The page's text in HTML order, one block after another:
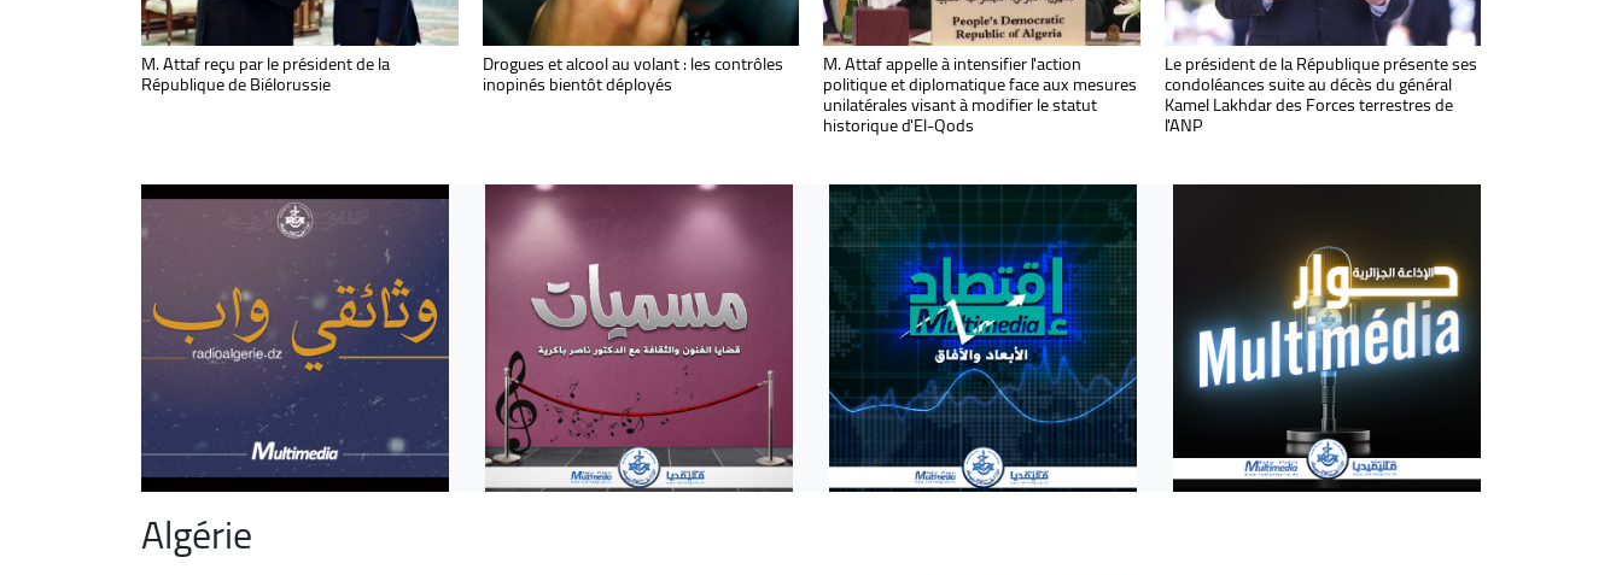
L'Algérie poursuit la réalisation d'acquis
qualitatifs et historiques dans un climat de
sécurité et de stabilité
Décès du moudjahid Cheikh Saïd El Hadj
Mohamed Ben Brahim «Kaabache» : le
président de la République présente ses
Attaf souligne la détermination de l'Algérie
à continuer d'œuvrer avec la Biélorussie au
renforcement des relations bilatérales
M. Attaf s'entretient avec son homologue
biélorusse
M. Attaf reçu par le président de la
République de Biélorussie
Drogues et alcool au volant : les contrôles
inopinés bientôt déployés
M. Attaf appelle à intensifier l'action
politique et diplomatique face aux mesures
unilatérales visant à modifier le statut
historique d'El-Qods
Le président de la République présente ses
condoléances suite au décès du général
Kamel Lakhdar des Forces terrestres de
l'ANP
Algérie